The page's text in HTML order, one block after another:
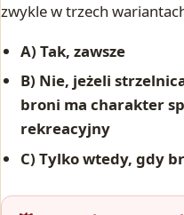
zwykle w trzech
A) Tak, zawsze
B) Nie, jeżeli
broni ma charakter
rekreacyjny
C) Tylko wtedy, gdy